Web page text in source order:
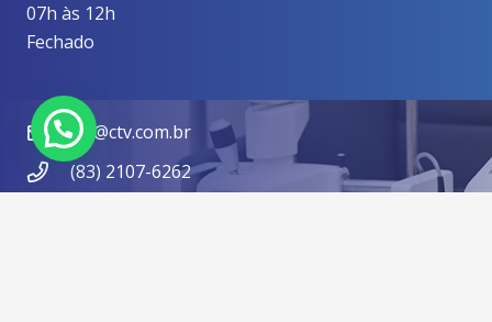
07h às 12h
Fechado
ctv@ctv.com.br
(83) 2107-6262